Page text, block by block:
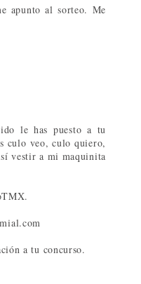
apunto al sorteo. Me
le has puesto a tu
culo veo, culo quiero,
vestir a mi maquinita
a tu concurso.